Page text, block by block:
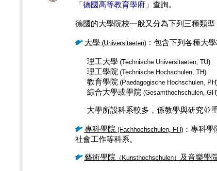
「 德國高等教育學府」查詢。
德國的大學院校一般又分為下列三種類型
大學 (Universitaeten)： 包含下列各種大學
理工大學 (Technische Universitaeten, TU)
理工學院 (Technische Hochschulen, TH)
教育學院 (Paedagogische Hochschulen,
綜合大學或學院 (Gesamthochschulen,
大學所設科系較多，係教學與研究並重
專科學院 (Fachhochschulen, FH)： 專科學
社會工作等科系。
藝術學院（ Kunsthochschulen） 及音樂學